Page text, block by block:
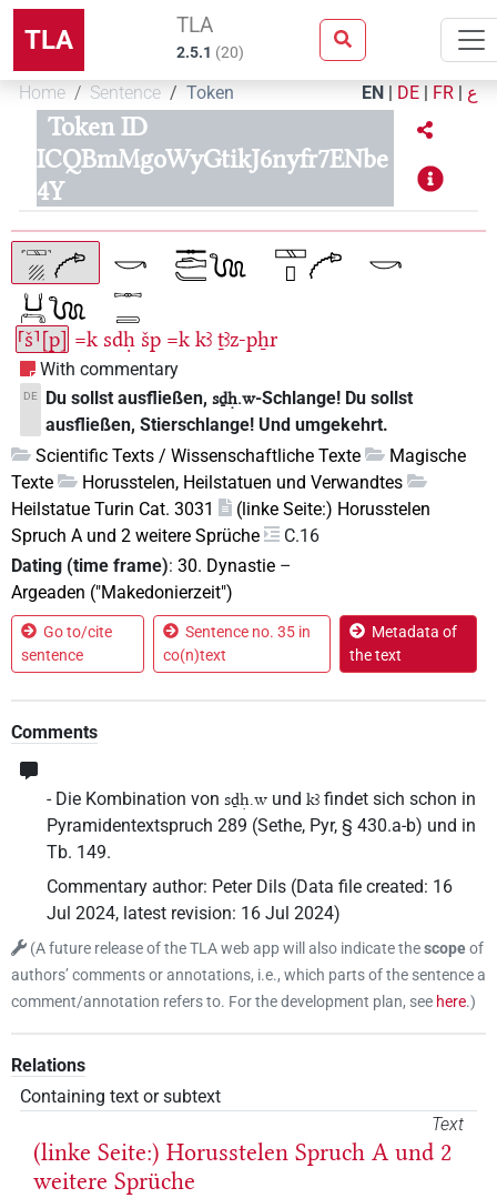
TLA TLA
2.5.1 (20)
Home Sentence Token EN | DE | FR | ع
Token ID
ICQBmMgoWyGtikJ6nyfr7ENbe
4Y
⸢š⸣[p] =k sdḥ šp =k kꜣ ṯꜣz-pẖr
With commentary
DE Du sollst ausfließen,sḏḥ.w-Schlange! Du sollst
ausfließen, Stierschlange! Und umgekehrt.
Scientific Texts / Wissenschaftliche Texte
Magische
Texte
Horusstelen, Heilstatuen und Verwandtes
Heilstatue Turin Cat. 3031
(linke Seite:) Horusstelen
Spruch A und 2 weitere Sprüche
C.16
Dating (time frame): 30. Dynastie –
Argeaden ("Makedonierzeit")
Go to/cite
sentence
Sentence no. 35 in
co(n)text
Metadata of
the text
Comments
- Die Kombination von sḏḥ.w und kꜣ findet sich schon in
Pyramidentextspruch 289 (Sethe, Pyr, § 430.a-b) und in
Tb. 149.
Commentary author: Peter Dils (Data file created: 16
Jul 2024, latest revision: 16 Jul 2024)
(A future release of the TLA web app will also indicate thescopeof
authors’ comments or annotations, i.e., which parts of the sentence a
comment/annotation refers to. For the development plan, see here.)
Relations
Containing text or subtext
Text
(linke Seite:) Horusstelen Spruch A und 2
weitere Sprüche